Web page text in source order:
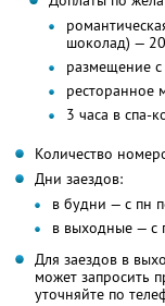
шоколад) —
размещение
ресторанное
3 часа в спа-
Количество
Дни заездов:
в будни — с пн
в выходные — с
Для заездов в
может запросить
уточняйте по